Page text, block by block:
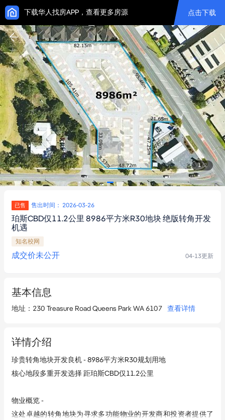
下载华人找房APP，查看更多房源 点击下载
1/2
已售 售出时间： 2026-03-26
珀斯CBD仅11.2公里 8986平方米R30地块 绝版转角开发
机遇
知名校网
成交价未公开 04-13更新
基本信息
地址 ： 230 Treasure Road Queens Park WA 6107 查看详情
详情介绍
珍贵转角地块开发良机 - 8986平方米R30规划用地
核心地段多重开发选择 距珀斯CBD仅11.2公里
物业概览 -
这处卓越的转角地块为寻求多功能物业的开发商和投资者提供了